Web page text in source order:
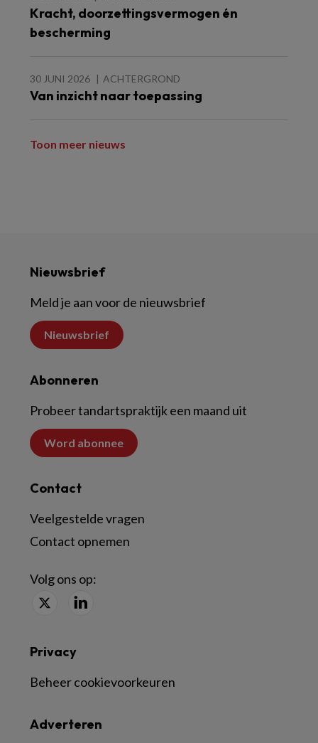
Kracht, doorzettingsvermogen én
bescherming
30 JUNI 2026 ACHTERGROND
Van inzicht naar toepassing
Toon meer nieuws
Nieuwsbrief
Meld je aan voor de nieuwsbrief
Nieuwsbrief
Abonneren
Probeer tandartspraktijk een maand uit
Word abonnee
Contact
Veelgestelde vragen
Contact opnemen
Volg ons op:
Adverteren
Privacy
Beheer cookievoorkeuren